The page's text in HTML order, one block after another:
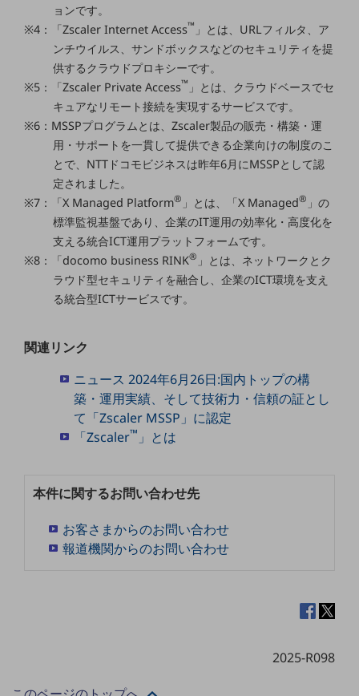
旬な話題やお役立ち資料などDXの課題を
解決するヒントをお届けする記事サイト
お役立ち資料ダウンロード
トレンド記事特集
IT用語集
中堅中小企業向け
サービス・ソリューション
課題やニーズに合ったサービスをご紹介し、
中堅中小企業のビジネスをサポート！
お悩みから見つける
お悩みから見つけるTOP
ネットワーク
モバイル・音声
バックオフィス
セキュリティ
その他のお悩みはこちら
業界から見つける
業界から見つけるTOP
運輸業
ョンです。
※4：「Zscaler Internet Access™ 」とは、URLフィルタ、ア
ンチウイルス、サンドボックスなどのセキュリティを提
供するクラウドプロキシーです。
※5：「Zscaler Private Access™ 」とは、クラウドベースでセ
キュアなリモート接続を実現するサービスです。
※6：MSSPプログラムとは、Zscaler製品の販売・構築・運
用・サポートを一貫して提供できる企業向けの制度のこ
とで、NTTドコモビジネスは昨年6月にMSSPとして認
定されました。
※7：「X Managed Platform® 」とは、「X Managed® 」の
標準監視基盤であり、企業のIT運用の効率化・高度化を
支える統合ICT運用プラットフォームです。
※8：「docomo business RINK® 」とは、ネットワークとク
ラウド型セキュリティを融合し、企業のICT環境を支え
る統合型ICTサービスです。
関連リンク
ニュース 2024年6月26日:国内トップの構
築・運用実績、そして技術力・信頼の証とし
て「Zscaler MSSP」に認定
「Zscaler™ 」とは
本件に関するお問い合わせ先
お客さまからのお問い合わせ
報道機関からのお問い合わせ
2025-R098